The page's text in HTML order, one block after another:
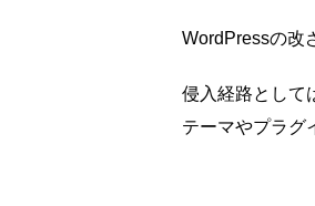
WordPressの改
侵入経路として
テーマやプラグ